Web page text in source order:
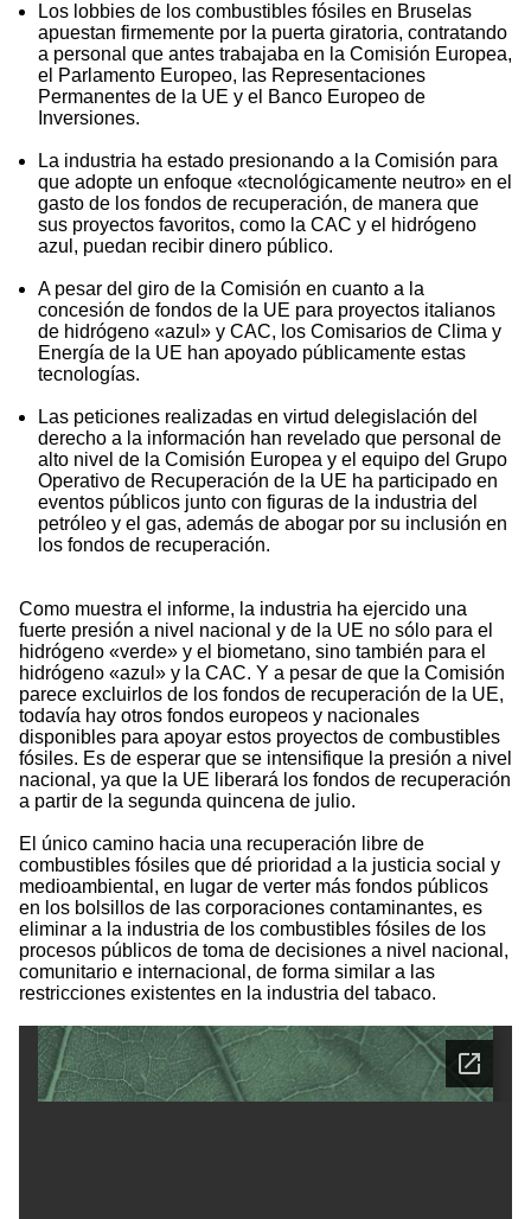
Los lobbies de los combustibles fósiles en Bruselas
apuestan firmemente por la puerta giratoria, contratando
a personal que antes trabajaba en la Comisión Europea,
el Parlamento Europeo, las Representaciones
Permanentes de la UE y el Banco Europeo de
Inversiones.
La industria ha estado presionando a la Comisión para
que adopte un enfoque «tecnológicamente neutro» en el
gasto de los fondos de recuperación, de manera que
sus proyectos favoritos, como la CAC y el hidrógeno
azul, puedan recibir dinero público.
A pesar del giro de la Comisión en cuanto a la
concesión de fondos de la UE para proyectos italianos
de hidrógeno «azul» y CAC, los Comisarios de Clima y
Energía de la UE han apoyado públicamente estas
tecnologías.
Las peticiones realizadas en virtud delegislación del
derecho a la información han revelado que personal de
alto nivel de la Comisión Europea y el equipo del Grupo
Operativo de Recuperación de la UE ha participado en
eventos públicos junto con figuras de la industria del
petróleo y el gas, además de abogar por su inclusión en
los fondos de recuperación.
Como muestra el informe, la industria ha ejercido una
fuerte presión a nivel nacional y de la UE no sólo para el
hidrógeno «verde» y el biometano, sino también para el
hidrógeno «azul» y la CAC. Y a pesar de que la Comisión
parece excluirlos de los fondos de recuperación de la UE,
todavía hay otros fondos europeos y nacionales
disponibles para apoyar estos proyectos de combustibles
fósiles. Es de esperar que se intensifique la presión a nivel
nacional, ya que la UE liberará los fondos de recuperación
a partir de la segunda quincena de julio.
El único camino hacia una recuperación libre de
combustibles fósiles que dé prioridad a la justicia social y
medioambiental, en lugar de verter más fondos públicos
en los bolsillos de las corporaciones contaminantes, es
eliminar a la industria de los combustibles fósiles de los
procesos públicos de toma de decisiones a nivel nacional,
comunitario e internacional, de forma similar a las
restricciones existentes en la industria del tabaco.